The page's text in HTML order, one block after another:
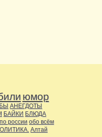
юмор
АНЕГДОТЫ
БАЙКИ БЛЮДА
россии обо всём
Алтай